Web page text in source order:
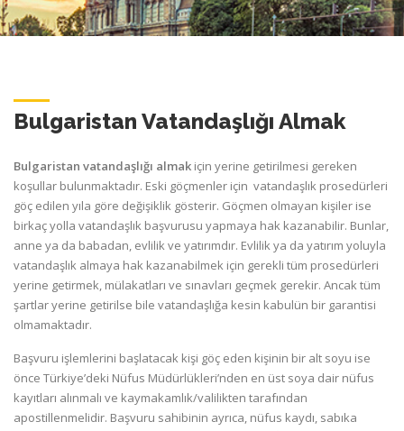
Bulgaristan Vatandaşlığı Almak
Bulgaristan vatandaşlığı almak için yerine getirilmesi gereken
koşullar bulunmaktadır. Eski göçmenler için vatandaşlık prosedürleri
göç edilen yıla göre değişiklik gösterir. Göçmen olmayan kişiler ise
birkaç yolla vatandaşlık başvurusu yapmaya hak kazanabilir. Bunlar,
anne ya da babadan, evlilik ve yatırımdır. Evlilik ya da yatırım yoluyla
vatandaşlık almaya hak kazanabilmek için gerekli tüm prosedürleri
yerine getirmek, mülakatları ve sınavları geçmek gerekir. Ancak tüm
şartlar yerine getirilse bile vatandaşlığa kesin kabulün bir garantisi
olmamaktadır.
Başvuru işlemlerini başlatacak kişi göç eden kişinin bir alt soyu ise
önce Türkiye’deki Nüfus Müdürlükleri’nden en üst soya dair nüfus
kayıtları alınmalı ve kaymakamlık/valilikten tarafından
apostillenmelidir. Başvuru sahibinin ayrıca, nüfus kaydı, sabıka